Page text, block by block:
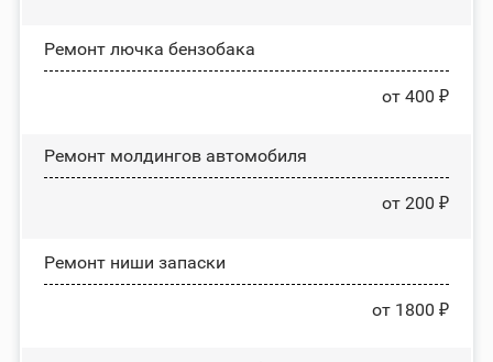
Ремонт лючка бензобака
от 400 ₽
Ремонт молдингов автомобиля
от 200 ₽
Ремонт ниши запаски
от 1800 ₽